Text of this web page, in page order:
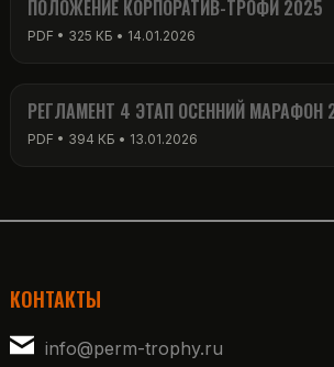
ПОЛОЖЕНИЕ КОРПОРАТИВ-ТРОФИ 2025
РЕГЛАМЕНТ 4 ЭТАП ОСЕННИЙ МАРАФОН
КОНТАКТЫ